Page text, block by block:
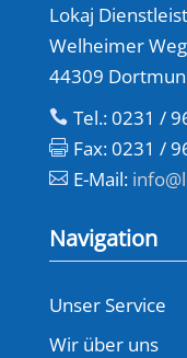
Lokaj
Welheimer
44309
 Tel.: 0231 /
 Fax: 0231 /
 E-Mail:
Navigation
Unser Service
Wir über uns